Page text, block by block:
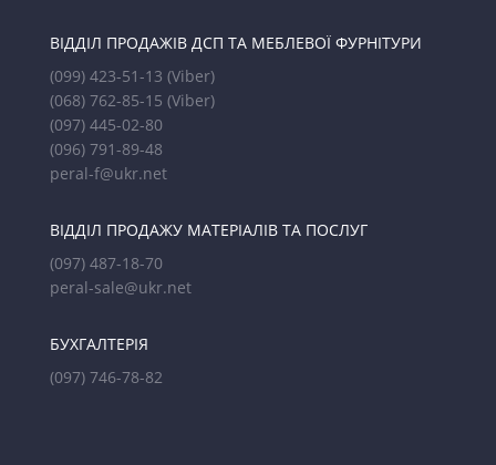
ВІДДІЛ ПРОДАЖІВ ДСП ТА МЕБЛЕВОЇ ФУРНІТУРИ
(099) 423-51-13 (Viber)
(068) 762-85-15 (Viber)
(097) 445-02-80
(096) 791-89-48
peral-f@ukr.net
ВІДДІЛ ПРОДАЖУ МАТЕРІАЛІВ ТА ПОСЛУГ
(097) 487-18-70
peral-sale@ukr.net
БУХГАЛТЕРІЯ
(097) 746-78-82